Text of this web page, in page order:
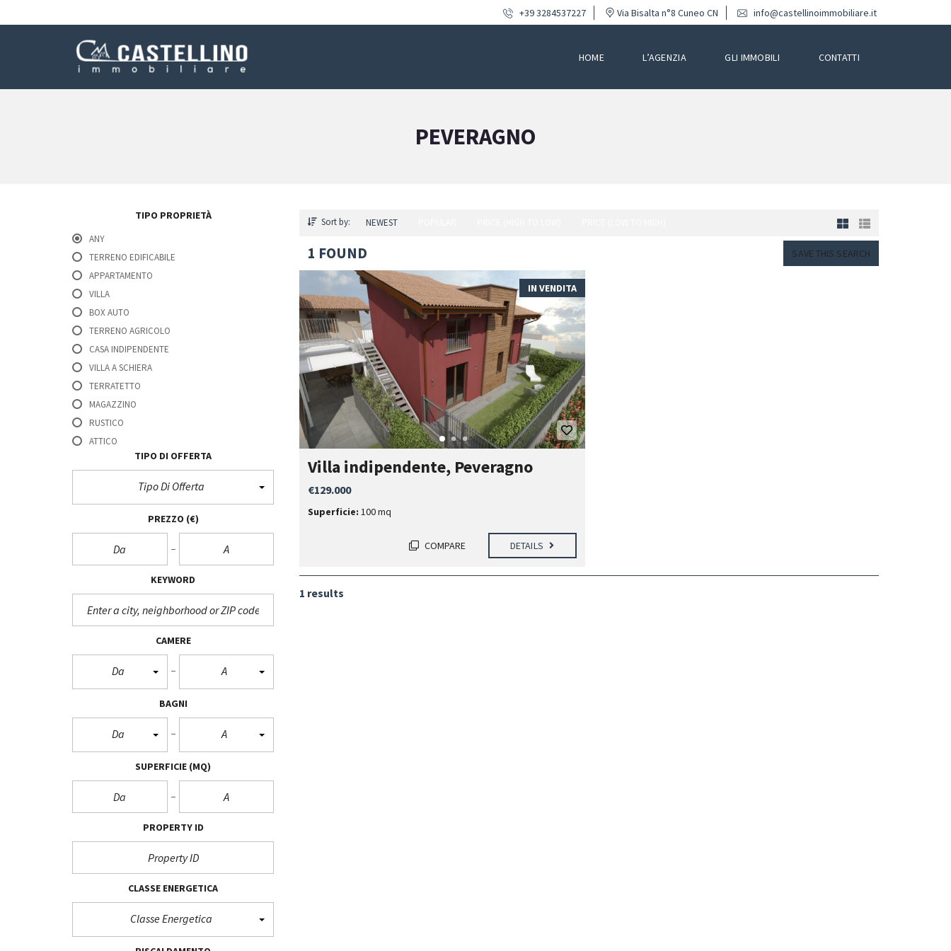
+39 3284537227 Via Bisalta n°8 Cuneo CN info@castellinoimmobiliare.it
HOME L’AGENZIA GLI IMMOBILI CONTATTI
PEVERAGNO
TIPO PROPRIETÀ
ANY
TERRENO EDIFICABILE
APPARTAMENTO
VILLA
BOX AUTO
TERRENO AGRICOLO
CASA INDIPENDENTE
VILLA A SCHIERA
TERRATETTO
MAGAZZINO
RUSTICO
ATTICO
TIPO DI OFFERTA
Tipo Di Offerta
PREZZO (€)
KEYWORD
CAMERE
Da A
BAGNI
Da A
SUPERFICIE (MQ)
PROPERTY ID
CLASSE ENERGETICA
Classe Energetica
Sort by: NEWEST
SAVE THIS SEARCH
1 FOUND
IN VENDITA
Villa indipendente, Peveragno
€129.000
Superficie: 100 mq
COMPARE DETAILS
1 results